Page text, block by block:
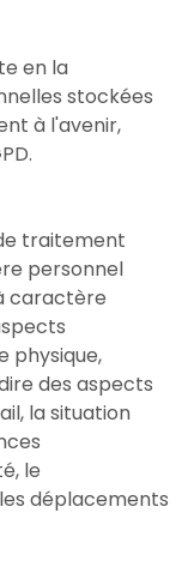
en la
stockées
à l'avenir,
traitement
personnel
caractère
physique,
des aspects
la situation
le
déplacements